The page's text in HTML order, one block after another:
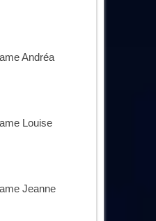
Andréa
Louise
Jeanne